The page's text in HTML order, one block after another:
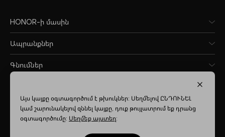
HONOR-ի մասին
Ապրանքներ
Գնումներ
Armenia (Հայերեն)
Այս կայքը օգտագործում է թխուկներ: Սեղմելով ԸՆԴՈՒՆԵԼ
կամ շարունակելով զննել կայքը, դուք թույլատրում եք դրանց
օգտագործումը: Սեղմեք այստեղ: